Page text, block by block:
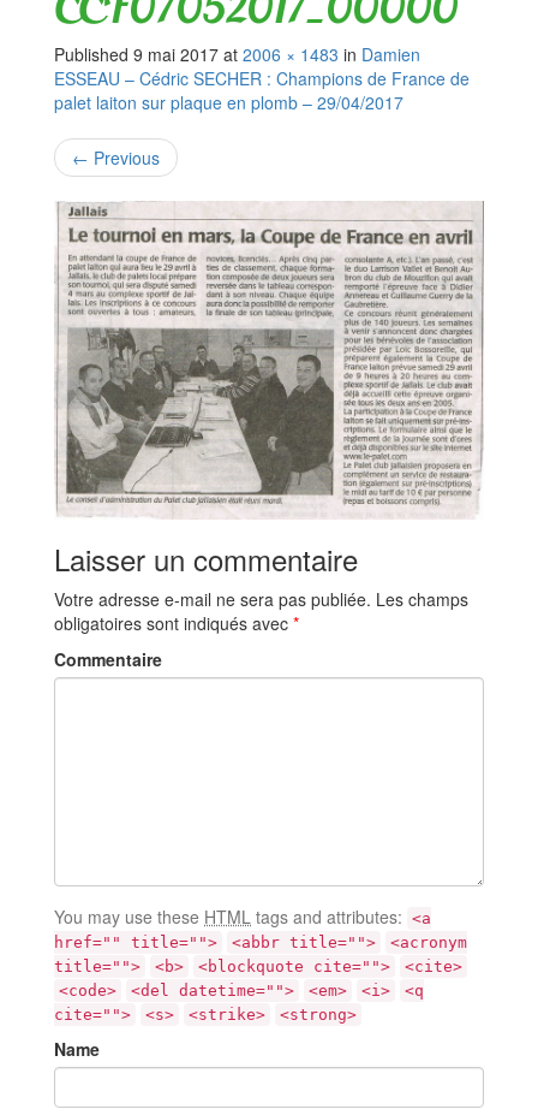
Published 9 mai 2017 at 2006 × 1483 in Damien
ESSEAU – Cédric SECHER : Champions de France de
palet laiton sur plaque en plomb – 29/04/2017
← Previous
Laisser un commentaire
Votre adresse e-mail ne sera pas publiée. Les champs
obligatoires sont indiqués avec *
Commentaire
You may use these HTML tags and attributes: <a
href="" title="">
<abbr title="">
<acronym
title="">
<b> <blockquote cite="">
<cite>
<code>
<del datetime=""> <em> <i>
<q
cite="">
<s> <strike> <strong>
Name